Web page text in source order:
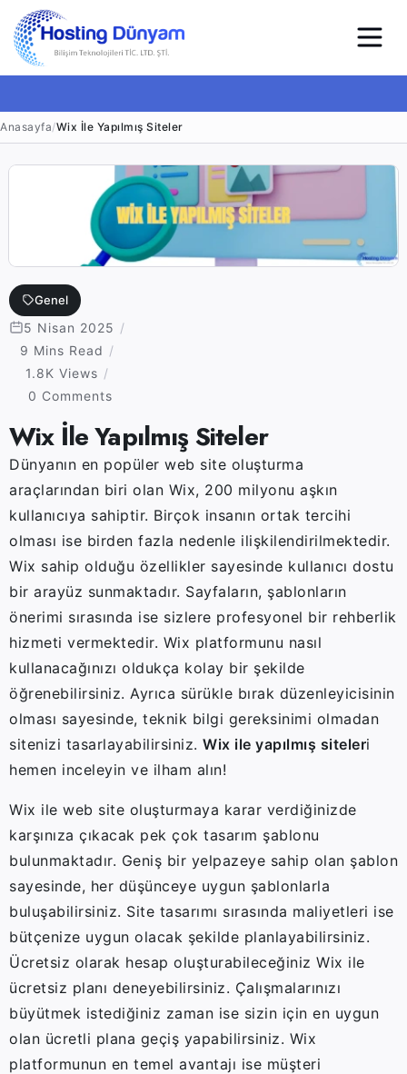
Anasayfa/Wix İle Yapılmış Siteler
Genel
5 Nisan 2025
9 Mins Read
1.8K Views
0 Comments
Wix İle Yapılmış Siteler
Dünyanın en popüler web site oluşturma
araçlarından biri olan Wix, 200 milyonu aşkın
kullanıcıya sahiptir. Birçok insanın ortak tercihi
olması ise birden fazla nedenle ilişkilendirilmektedir.
Wix sahip olduğu özellikler sayesinde kullanıcı dostu
bir arayüz sunmaktadır. Sayfaların, şablonların
önerimi sırasında ise sizlere profesyonel bir rehberlik
hizmeti vermektedir. Wix platformunu nasıl
kullanacağınızı oldukça kolay bir şekilde
öğrenebilirsiniz. Ayrıca sürükle bırak düzenleyicisinin
olması sayesinde, teknik bilgi gereksinimi olmadan
sitenizi tasarlayabilirsiniz. Wix ile yapılmış siteleri
hemen inceleyin ve ilham alın!
Wix ile web site oluşturmaya karar verdiğinizde
karşınıza çıkacak pek çok tasarım şablonu
bulunmaktadır. Geniş bir yelpazeye sahip olan şablon
sayesinde, her düşünceye uygun şablonlarla
buluşabilirsiniz. Site tasarımı sırasında maliyetleri ise
bütçenize uygun olacak şekilde planlayabilirsiniz.
Ücretsiz olarak hesap oluşturabileceğiniz Wix ile
ücretsiz planı deneyebilirsiniz. Çalışmalarınızı
büyütmek istediğiniz zaman ise sizin için en uygun
olan ücretli plana geçiş yapabilirsiniz. Wix
platformunun en temel avantajı ise müşteri